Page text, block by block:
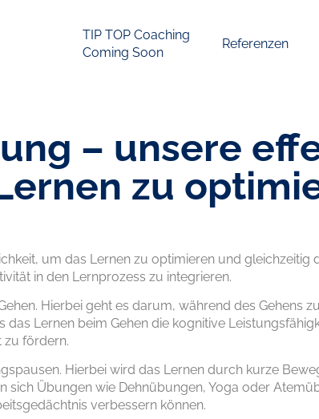
TIP TOP Coaching
Coming Soon
Referenzen
– unsere
zu
um das Lernen zu optimieren und gleichzeitig
in den Lernprozess zu integrieren.
Hierbei geht es darum, während des Gehens
Lernen beim Gehen die kognitive
zu fördern.
Hierbei wird das Lernen durch kurze
sich Übungen wie Dehnübungen, Yoga oder
verbessern können.